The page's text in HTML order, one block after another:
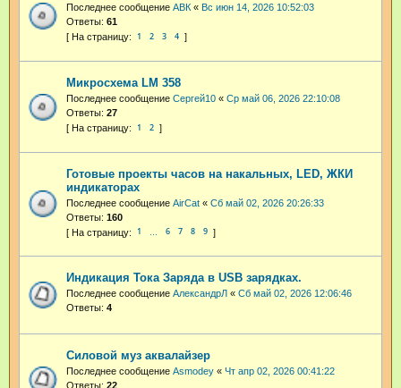
Последнее сообщение АВК « Вс июн 14, 2026 10:52:03
Ответы: 61
1 2 3 4
Микросхема LM 358
Последнее сообщение Cepгeй10 « Ср май 06, 2026 22:10:08
Ответы: 27
1 2
Готовые проекты часов на накальных, LED, ЖКИ
индикаторах
Последнее сообщение AirCat « Сб май 02, 2026 20:26:33
Ответы: 160
1 6 7 8 9
Индикация Тока Заряда в USB зарядках.
Последнее сообщение АлександрЛ « Сб май 02, 2026 12:06:46
Ответы: 4
Силовой муз аквалайзер
Последнее сообщение Asmodey « Чт апр 02, 2026 00:41:22
Ответы: 22